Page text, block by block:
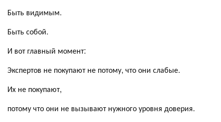
Быть видимым.
Быть собой.
И вот главный момент:
Экспертов не покупают не потому, что они слабые.
Их не покупают,
потому что они не вызывают нужного уровня доверия.